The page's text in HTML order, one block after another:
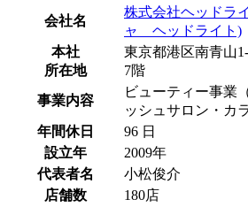
会社名
株式会社ヘッドラ
ャ ヘッドライト)
本社
所在地
東京都港区南青山
7階
事業内容
ビューティー事業
ッシュサロン・カ
年間休日
96 日
設立年
2009年
代表者名
小松俊介
店舗数
180店